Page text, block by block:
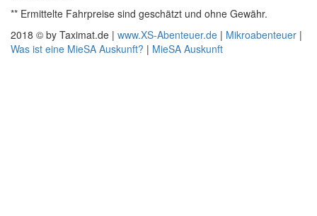
** Ermittelte Fahrpreise sind geschätzt und ohne Gewähr.
2018 © by Taximat.de | www.XS-Abenteuer.de | Mikroabenteuer |
Was ist eine MieSA Auskunft? | MieSA Auskunft